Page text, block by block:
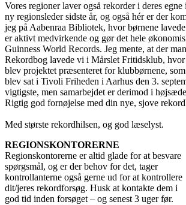
Vores regioner laver også rekorder i deres
ny regionsleder sidste år, og også hér er der
jeg på Aabenraa Bibliotek, hvor børnene
er aktivt medvirkende og gør det hele
Guinness World Records. Jeg mente, at der
Rekordbog lavede vi i Mårslet Fritidsklub,
blev projektet præsenteret for klubbørnene,
blev sat i Tivoli Friheden i Aarhus den 3.
vigtigste, men samarbejdet er derimod i
Rigtig god fornøjelse med din nye, sjove
Med største rekordhilsen, og god læselyst.
REGIONSKONTORERNE
Regionskontorerne er altid glade for at besvare
spørgsmål, og er der behov for det, tager
kontrollanterne også gerne ud for at kontrollere
dit/jeres rekordforsøg. Husk at kontakte dem i
god tid inden forsøget – og senest 3 uger før.